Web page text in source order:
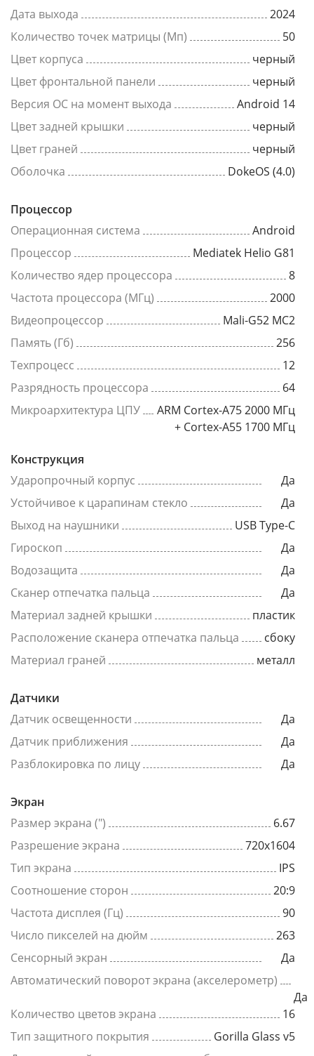
Дата выхода
2024
Количество точек матрицы (Мп)
50
Цвет корпуса
черный
Цвет фронтальной панели
черный
Версия ОС на момент выхода
Android 14
Цвет задней крышки
черный
Цвет граней
черный
Оболочка
DokeOS (4.0)
Процессор
Операционная система
Android
Процессор
Mediatek Helio G81
Количество ядер процессора
8
Частота процессора (МГц)
2000
Видеопроцессор
Mali-G52 MC2
Память (Гб)
256
Техпроцесс
12
Разрядность процессора
64
Микроархитектура ЦПУ
ARM Cortex-A75 2000 МГц
+ Cortex-A55 1700 МГц
Конструкция
Ударопрочный корпус
Да
Устойчивое к царапинам стекло
Да
Выход на наушники
USB Type-C
Гироскоп
Да
Водозащита
Да
Сканер отпечатка пальца
Да
Материал задней крышки
пластик
Расположение сканера отпечатка пальца
сбоку
Материал граней
металл
Датчики
Датчик освещенности
Да
Датчик приближения
Да
Разблокировка по лицу
Да
Экран
Размер экрана (")
6.67
Разрешение экрана
720x1604
Тип экрана
IPS
Соотношение сторон
20:9
Частота дисплея (Гц)
90
Число пикселей на дюйм
263
Сенсорный экран
Да
Автоматический поворот экрана (акселерометр)
Да
Количество цветов экрана
16
Тип защитного покрытия
Gorilla Glass v5